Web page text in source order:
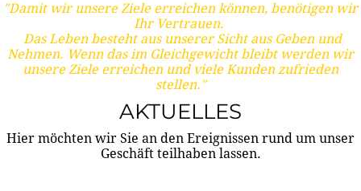
"Damit wir unsere Ziele erreichen können, benötigen wir
Ihr Vertrauen.
Das Leben besteht aus unserer Sicht aus Geben und
Nehmen. Wenn das im Gleichgewicht bleibt werden wir
unsere Ziele erreichen und viele Kunden zufrieden
stellen."
AKTUELLES
Hier möchten wir Sie an den Ereignissen rund um unser
Geschäft teilhaben lassen.